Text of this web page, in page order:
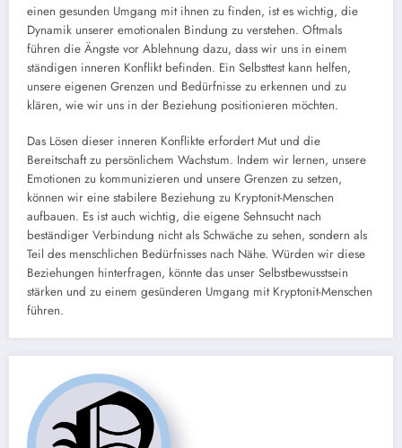
einen gesunden Umgang mit ihnen zu finden, ist es wichtig, die
Dynamik unserer emotionalen Bindung zu verstehen. Oftmals
führen die Ängste vor Ablehnung dazu, dass wir uns in einem
ständigen inneren Konflikt befinden. Ein Selbsttest kann helfen,
unsere eigenen Grenzen und Bedürfnisse zu erkennen und zu
klären, wie wir uns in der Beziehung positionieren möchten.
Das Lösen dieser inneren Konflikte erfordert Mut und die
Bereitschaft zu persönlichem Wachstum. Indem wir lernen, unsere
Emotionen zu kommunizieren und unsere Grenzen zu setzen,
können wir eine stabilere Beziehung zu Kryptonit-Menschen
aufbauen. Es ist auch wichtig, die eigene Sehnsucht nach
beständiger Verbindung nicht als Schwäche zu sehen, sondern als
Teil des menschlichen Bedürfnisses nach Nähe. Würden wir diese
Beziehungen hinterfragen, könnte das unser Selbstbewusstsein
stärken und zu einem gesünderen Umgang mit Kryptonit-Menschen
führen.